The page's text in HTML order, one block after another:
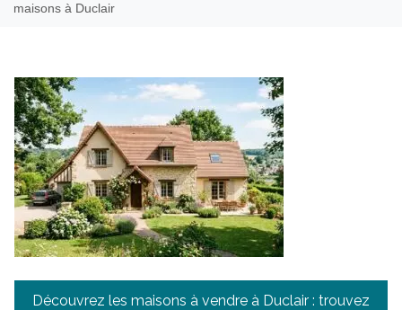
maisons à Duclair
Navigation
Découvrez les maisons à vendre à Duclair : trouvez